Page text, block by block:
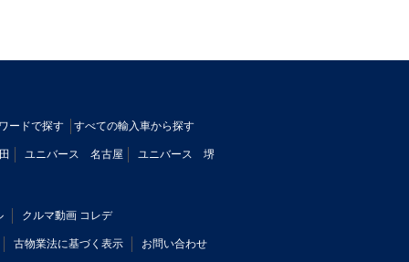
ードで探す すべての輸入車から探す
ユニバース 名古屋 ユニバース 堺
クルマ動画 コレデ
古物業法に基づく表示 お問い合わせ